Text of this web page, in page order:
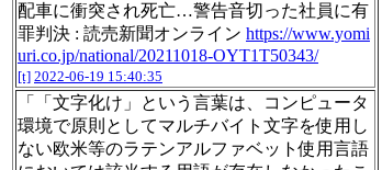
配車に衝突され死亡…警告音切った社員に有
罪判決 : 読売新聞オンライン https://www.yomi
uri.co.jp/national/20211018-OYT1T50343/
[t] 2022-06-19 15:40:35
「「文字化け」という言葉は、コンピュータ
環境で原則としてマルチバイト文字を使用し
ない欧米等のラテンアルファベット使用言語